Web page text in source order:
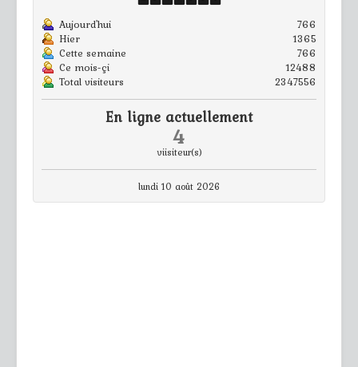
Aujourd'hui
766
Hier
1365
Cette semaine
766
Ce mois-çi
12488
Total visiteurs
2347556
En ligne actuellement
4
viisiteur(s)
lundi 10 août 2026